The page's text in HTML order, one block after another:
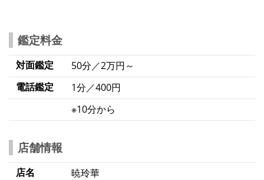
鑑定料金
対面鑑定
50分／2万円～
電話鑑定
1分／400円
※10分から
店舗情報
店名
暁玲華